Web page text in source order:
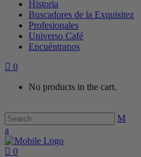
Historia
Buscadores de la Exquisitez
Profesionales
Universo Café
Encuéntranos
0
No products in the cart.
0